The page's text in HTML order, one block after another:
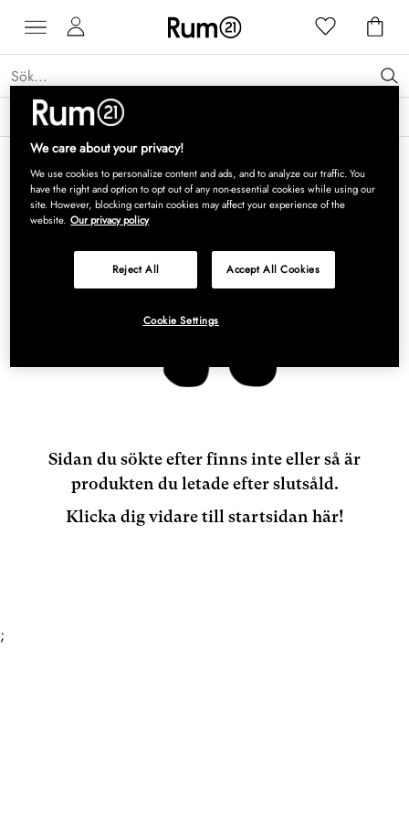
Få 15 % rabatt på Grythyttan Stålmöbler* →
Sidan du sökte efter finns inte eller så är
produkten du letade efter slutsåld.
Klicka dig vidare till startsidan här!
;
We care about your privacy!
We use cookies to personalize content and ads, and to analyze our traffic. You
have the right and option to opt out of any non-essential cookies while using our
site. However, blocking certain cookies may affect your experience of the
website. Our privacy policy
Reject All Accept All Cookies
Cookie Settings